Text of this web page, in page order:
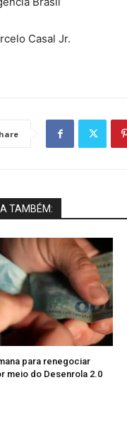
Casal Jr.
TAMBÉM:
para renegociar
meio do Desenrola 2.0